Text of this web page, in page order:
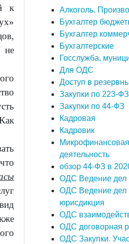
к
не
Алкоголь.
Бухгалтер
Бухгалтер
Бухгалтерские
Госслужба,
Для ОДС
Доступ в
Закупки по 223-ФЗ
Закупки по 44-ФЗ
Кадровая
Кадровик
деятельность
обзор 44-ФЗ в
ОДС Ведение дел
ОДС Ведение дел
юрисдикция
ОДС
ОДС договорная
ОДС Закупки.